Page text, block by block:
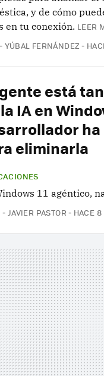
y de cómo
en tu conexión. LEER
COMENTARIOS
YÚBAL FERNÁNDEZ
está
IA en
eliminarla
11 agéntico,
COMENTARIOS
JAVIER PASTOR HACE